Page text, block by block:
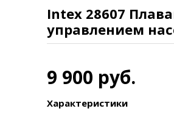
игрушки
Запчасти для
Уцененный
Intex 28607
управлением
9 900 руб.
Характеристики